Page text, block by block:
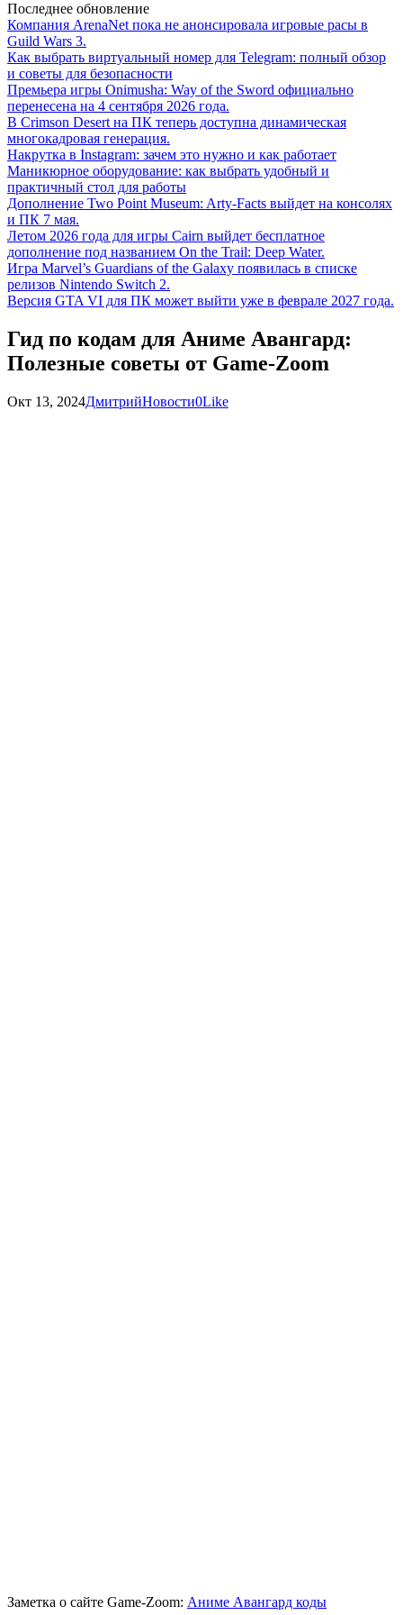
Последнее обновление
Компания ArenaNet пока не анонсировала игровые расы в
Guild Wars 3.
Как выбрать виртуальный номер для Telegram: полный обзор
и советы для безопасности
Премьера игры Onimusha: Way of the Sword официально
перенесена на 4 сентября 2026 года.
В Crimson Desert на ПК теперь доступна динамическая
многокадровая генерация.
Накрутка в Instagram: зачем это нужно и как работает
Маникюрное оборудование: как выбрать удобный и
практичный стол для работы
Дополнение Two Point Museum: Arty-Facts выйдет на консолях
и ПК 7 мая.
Летом 2026 года для игры Cairn выйдет бесплатное
дополнение под названием On the Trail: Deep Water.
Игра Marvel’s Guardians of the Galaxy появилась в списке
релизов Nintendo Switch 2.
Версия GTA VI для ПК может выйти уже в феврале 2027 года.
Гид по кодам для Аниме Авангард:
Полезные советы от Game-Zoom
Окт 13, 2024ДмитрийНовости0Like
Заметка о сайте Game-Zoom: Аниме Авангард коды